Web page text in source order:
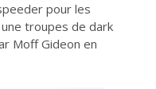
pour les
troupes de dark
Moff Gideon en